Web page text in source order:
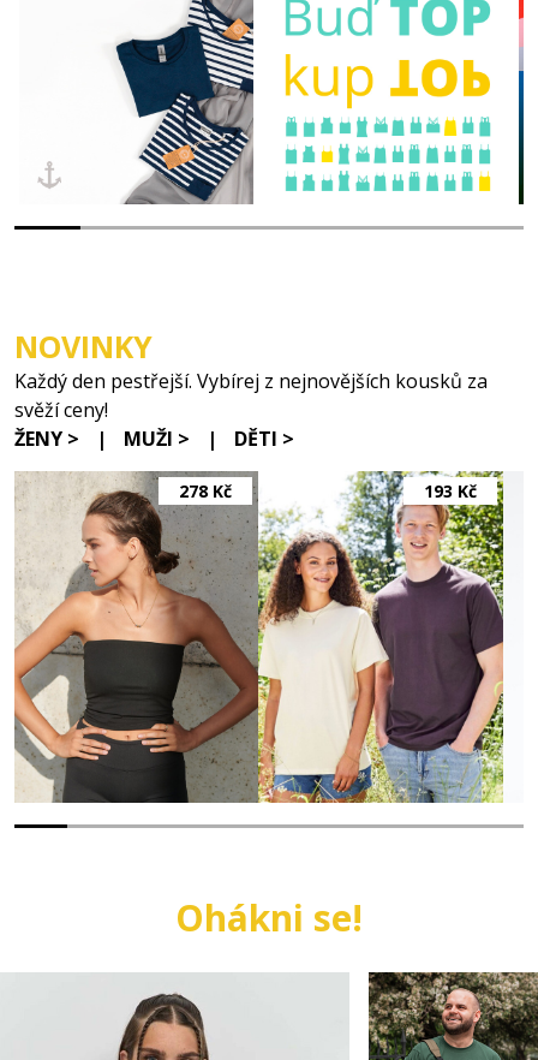
NOVINKY
Každý den pestřejší. Vybírej z nejnovějších kousků za
svěží ceny!
ŽENY >
| MUŽI > | DĚTI >
278 Kč 193 Kč
Ohákni se!